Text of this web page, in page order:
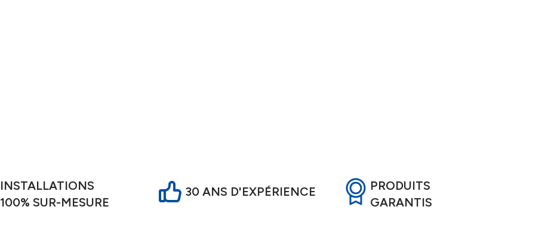
INSTALLATIONS
100% SUR-MESURE
30 ANS D'EXPÉRIENCE
PRODUITS
GARANTIS